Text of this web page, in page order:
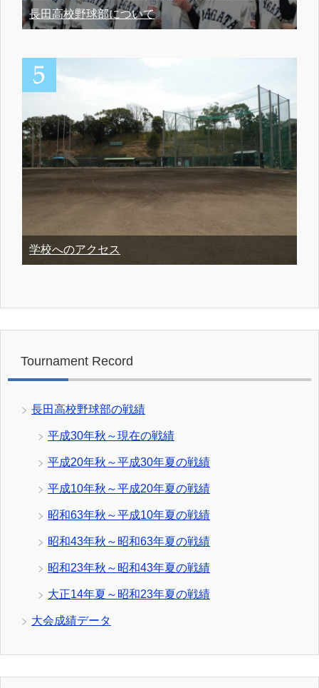
長田高校野球部について
学校へのアクセス
Tournament Record
長田高校野球部の戦績
平成30年秋～現在の戦績
平成20年秋～平成30年夏の戦績
平成10年秋～平成20年夏の戦績
昭和63年秋～平成10年夏の戦績
昭和43年秋～昭和63年夏の戦績
昭和23年秋～昭和43年夏の戦績
大正14年夏～昭和23年夏の戦績
大会成績データ